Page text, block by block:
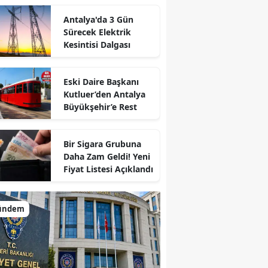
Antalya'da 3 Gün
Sürecek Elektrik
Kesintisi Dalgası
Eski Daire Başkanı
Kutluer’den Antalya
Büyükşehir’e Rest
Bir Sigara Grubuna
Daha Zam Geldi! Yeni
Fiyat Listesi Açıklandı